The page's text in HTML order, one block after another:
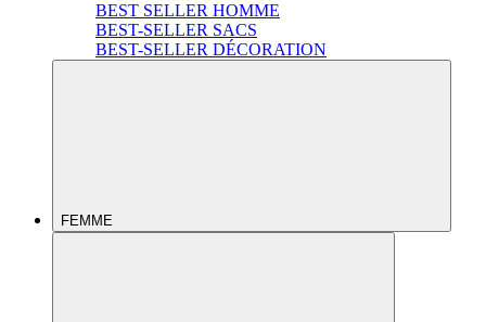
BEST SELLER HOMME
BEST-SELLER SACS
BEST-SELLER DÉCORATION
FEMME